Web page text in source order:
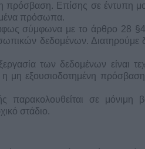
πρόσβαση. Επίσης σε έντυπη
πρόσωπα.
σύμφωνα με το άρθρο 28
δεδομένων. Διατηρούμε
των δεδομένων είναι
μη εξουσιοδοτημένη
σε μόνιμη
στάδιο.